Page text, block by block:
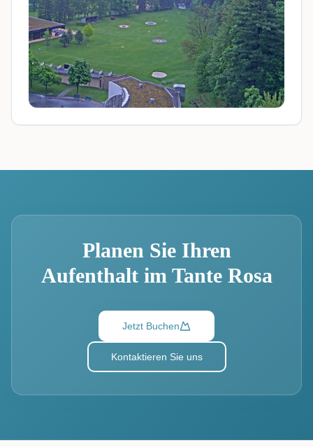
Planen Sie Ihren
Aufenthalt im Tante Rosa
Jetzt Buchen
Kontaktieren Sie uns